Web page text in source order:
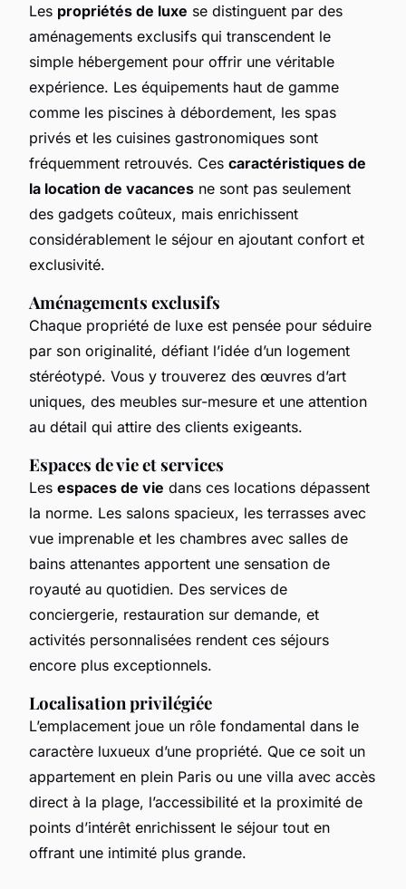
Les propriétés de luxe se distinguent par des
aménagements exclusifs qui transcendent le
simple hébergement pour offrir une véritable
expérience. Les équipements haut de gamme
comme les piscines à débordement, les spas
privés et les cuisines gastronomiques sont
fréquemment retrouvés. Ces caractéristiques de
la location de vacances ne sont pas seulement
des gadgets coûteux, mais enrichissent
considérablement le séjour en ajoutant confort et
exclusivité.
Aménagements exclusifs
Chaque propriété de luxe est pensée pour séduire
par son originalité, défiant l’idée d’un logement
stéréotypé. Vous y trouverez des œuvres d’art
uniques, des meubles sur-mesure et une attention
au détail qui attire des clients exigeants.
Espaces de vie et services
Les espaces de vie dans ces locations dépassent
la norme. Les salons spacieux, les terrasses avec
vue imprenable et les chambres avec salles de
bains attenantes apportent une sensation de
royauté au quotidien. Des services de
conciergerie, restauration sur demande, et
activités personnalisées rendent ces séjours
encore plus exceptionnels.
Localisation privilégiée
L’emplacement joue un rôle fondamental dans le
caractère luxueux d’une propriété. Que ce soit un
appartement en plein Paris ou une villa avec accès
direct à la plage, l’accessibilité et la proximité de
points d’intérêt enrichissent le séjour tout en
offrant une intimité plus grande.